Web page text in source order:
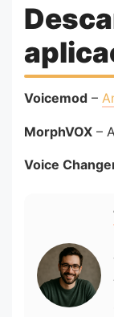
Voicemod –
MorphVOX –
Voice